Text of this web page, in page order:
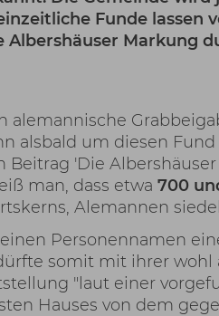
Funde lassen
Albershäuser Markung
alemannische
alsbald um diesen
'Die
man, dass etwa 700
Alemannen
Personennamen
somit mit ihrer wohl
"laut einer
Hauses von dem